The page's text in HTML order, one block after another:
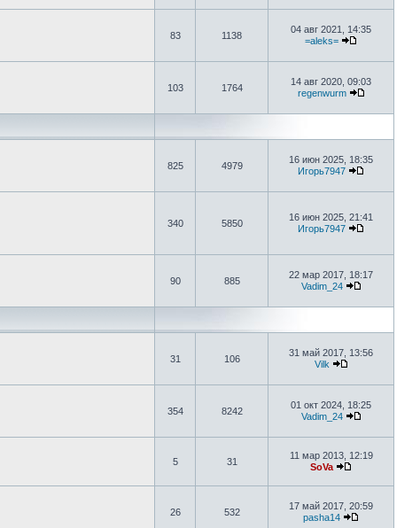
83 1138
04 авг 2021, 14:35
=aleks=
103 1764
14 авг 2020, 09:03
regenwurm
825 4979
16 июн 2025, 18:35
Игорь7947
340 5850
16 июн 2025, 21:41
Игорь7947
90 885
22 мар 2017, 18:17
Vadim_24
31 106
31 май 2017, 13:56
Vilk
354 8242
01 окт 2024, 18:25
Vadim_24
5 31
11 мар 2013, 12:19
SoVa
26 532
17 май 2017, 20:59
pasha14